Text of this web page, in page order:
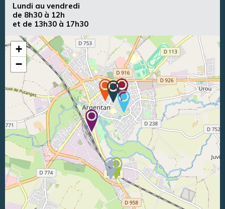
Lundi au vendredi
de 8h30 à 12h
et de 13h30 à 17h30
+
−